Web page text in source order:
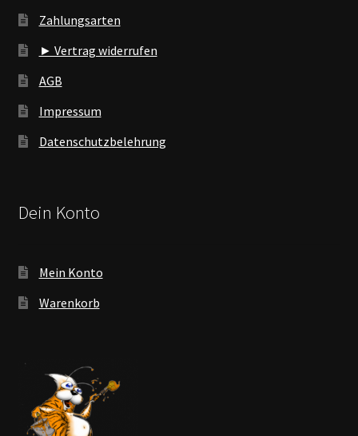
Zahlungsarten
► Vertrag widerrufen
AGB
Impressum
Datenschutzbelehrung
Dein Konto
Mein Konto
Warenkorb